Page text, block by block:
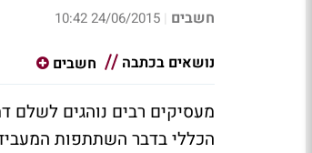
חשבים |
24/06/2015 10:42
נושאים בכתבה חשבים
מעסיקים רבים נוהגים לשלם
הכללי בדבר השתתפות